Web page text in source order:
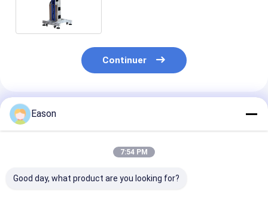
Continuer
Produits Recommandés
Eason
7:54 PM
Good day, what product are you looking for?